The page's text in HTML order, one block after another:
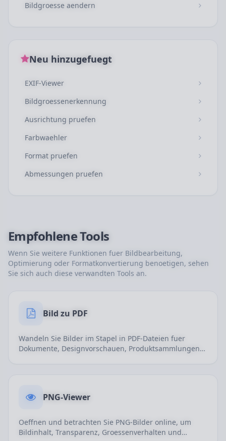
Bildgroesse aendern
Neu hinzugefuegt
EXIF-Viewer
Bildgroessenerkennung
Ausrichtung pruefen
Farbwaehler
Format pruefen
Abmessungen pruefen
Empfohlene Tools
Wenn Sie weitere Funktionen fuer Bildbearbeitung,
Optimierung oder Formatkonvertierung benoetigen, sehen
Sie sich auch diese verwandten Tools an.
Bild zu PDF
Wandeln Sie Bilder im Stapel in PDF-Dateien fuer
Dokumente, Designvorschauen, Produktsammlungen
PNG-Viewer
Oeffnen und betrachten Sie PNG-Bilder online, um
Bildinhalt, Transparenz, Groessenverhalten und